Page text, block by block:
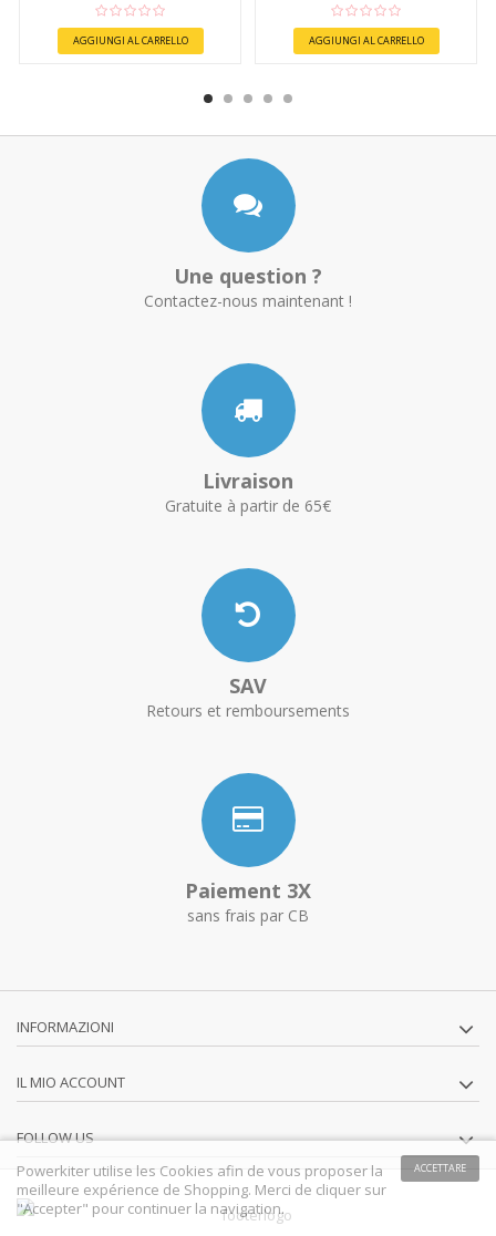
AGGIUNGI AL CARRELLO AGGIUNGI AL CARRELLO
Une question ?
Contactez-nous maintenant !
Livraison
Gratuite à partir de 65€
SAV
Retours et remboursements
Paiement 3X
sans frais par CB
INFORMAZIONI
IL MIO ACCOUNT
FOLLOW US
ACCETTARE
Powerkiter utilise les Cookies afin de vous proposer la
meilleure expérience de Shopping. Merci de cliquer sur
"Accepter" pour continuer la navigation.